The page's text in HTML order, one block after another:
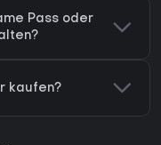
Pass oder
kaufen?